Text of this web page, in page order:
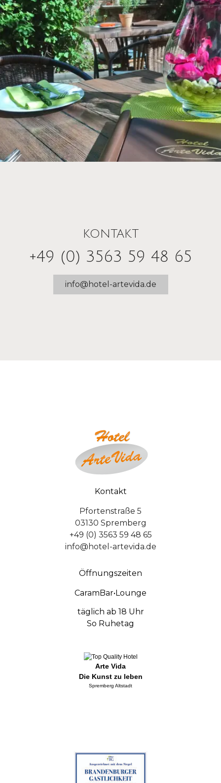
KONTAKT
+49 (0) 3563 59 48 65
info@hotel-artevida.de
Kontakt
Pfortenstraße 5
03130 Spremberg
+49 (0) 3563 59 48 65
info@hotel-artevida.de
Öffnungszeiten
CaramBar•Lounge
täglich ab 18 Uhr
So Ruhetag
Arte Vida
Die Kunst zu leben
Spremberg Altstadt